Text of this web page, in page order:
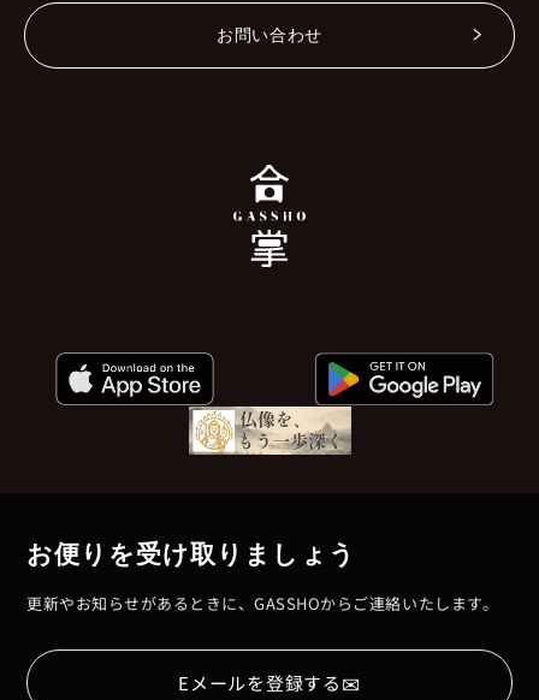
お問い合わせ
お便りを受け取りましょう
更新やお知らせがあるときに、GASSHOからご連絡いたします。
Eメールを登録する✉